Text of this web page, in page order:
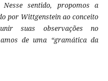
sentido, propomos a
por Wittgenstein ao conceito
suas observações no
de uma “gramática da